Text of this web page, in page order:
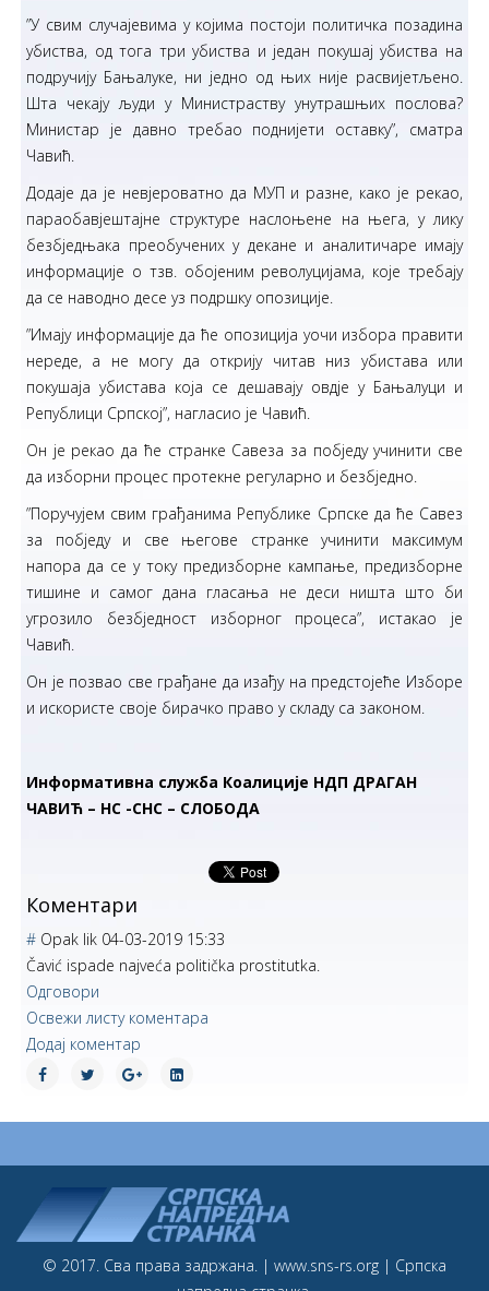
”У свим случајевима у којима постоји политичка позадина
убиства, од тога три убиства и један покушај убиства на
подручију Бањалуке, ни једно од њих није расвијетљено.
Шта чекају људи у Министраству унутрашњих послова?
Министар је давно требао поднијети оставку”, сматра
Чавић.
Додаје да је невјероватно да МУП и разне, како је рекао,
параобавјештајне структуре наслоњене на њега, у лику
безбједњака преобучених у декане и аналитичаре имају
информације о тзв. обојеним револуцијама, које требају
да се наводно десе уз подршку опозиције.
”Имају информације да ће опозиција уочи избора правити
нереде, а не могу да открију читав низ убистава или
покушаја убистава која се дешавају овдје у Бањалуци и
Републици Српској”, нагласио је Чавић.
Он је рекао да ће странке Савеза за побједу учинити све
да изборни процес протекне регуларно и безбједно.
”Поручујем свим грађанима Републике Српске да ће Савез
за побједу и све његове странке учинити максимум
напора да се у току предизборне кампање, предизборне
тишине и самог дана гласања не деси ништа што би
угрозило безбједност изборног процеса”, истакао је
Чавић.
Он је позвао све грађане да изађу на предстојеће Изборе
и искористе своје бирачко право у складу са законом.
Информативна служба Коалиције НДП ДРАГАН
ЧАВИЋ – НС -СНС – СЛОБОДА
Коментари
# Opak lik 04-03-2019 15:33
Čavić ispade najveća politička prostitutka.
Одговори
Освежи листу коментара
Додај коментар
© 2017. Сва права задржана. | www.sns-rs.org | Српска